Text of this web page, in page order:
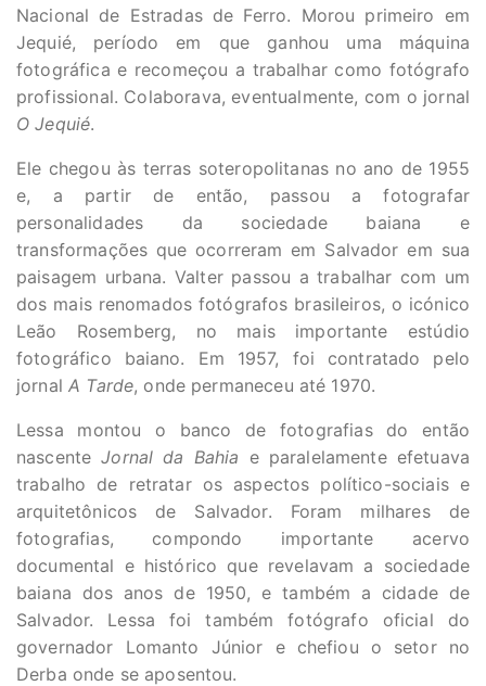
Nacional de Estradas de Ferro. Morou primeiro em
Jequié, período em que ganhou uma máquina
fotográfica e recomeçou a trabalhar como fotógrafo
profissional. Colaborava, eventualmente, com o jornal
O Jequié.
Ele chegou às terras soteropolitanas no ano de 1955
e, a partir de então, passou a fotografar
personalidades da sociedade baiana e
transformações que ocorreram em Salvador em sua
paisagem urbana. Valter passou a trabalhar com um
dos mais renomados fotógrafos brasileiros, o icónico
Leão Rosemberg, no mais importante estúdio
fotográfico baiano. Em 1957, foi contratado pelo
jornalA Tarde, onde permaneceu até 1970.
Lessa montou o banco de fotografias do então
nascenteJornal da Bahia e paralelamente efetuava
trabalho de retratar os aspectos político-sociais e
arquitetônicos de Salvador. Foram milhares de
fotografias, compondo importante acervo
documental e histórico que revelavam a sociedade
baiana dos anos de 1950, e também a cidade de
Salvador. Lessa foi também fotógrafo oficial do
governador Lomanto Júnior e chefiou o setor no
Derba onde se aposentou.